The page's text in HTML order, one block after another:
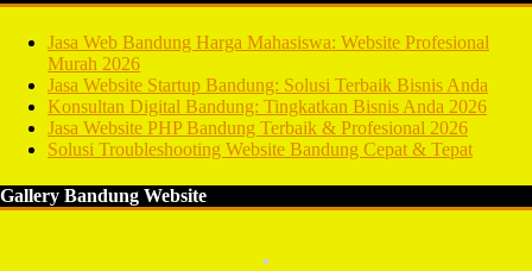
Jasa Web Bandung Harga Mahasiswa: Website Profesional
Murah 2026
Jasa Website Startup Bandung: Solusi Terbaik Bisnis Anda
Konsultan Digital Bandung: Tingkatkan Bisnis Anda 2026
Jasa Website PHP Bandung Terbaik & Profesional 2026
Solusi Troubleshooting Website Bandung Cepat & Tepat
Gallery Bandung Website